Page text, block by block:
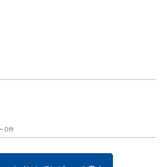
も版か
溢れ出
表して
0件